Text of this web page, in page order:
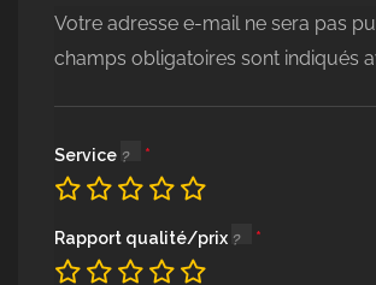
Votre adresse e-mail ne sera pas
champs obligatoires sont indiqués
Service
Rapport qualité/prix